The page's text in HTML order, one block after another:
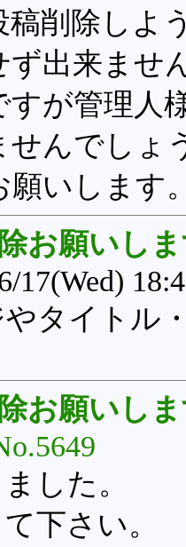
稿削除しよ
ず出来ませ
すが管理人
せんでしょ
願いします
お願いし
17(Wed)
タイトル
お願いし
した。
下さい。